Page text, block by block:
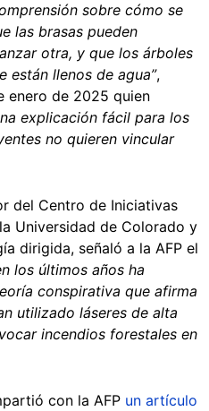
sobre cómo se
las brasas pueden
otra, y que los árboles
están llenos de agua”,
enero de 2025 quien
explicación fácil para los
no quieren vincular
del Centro de Iniciativas
Universidad de Colorado y
dirigida, señaló a la AFP el
los últimos años ha
conspirativa que afirma
utilizado láseres de alta
incendios forestales en
con la AFP un artículo